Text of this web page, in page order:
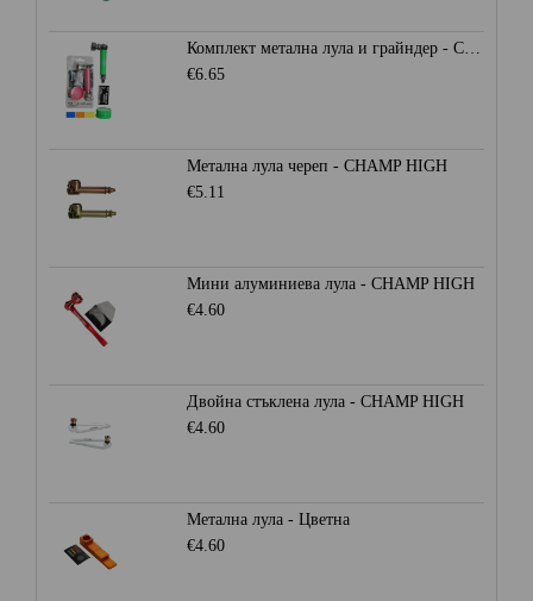
Комплект метална лула и грайндер - CHAMP HIGH
€6.65
Метална лула череп - CHAMP HIGH
€5.11
Мини алуминиева лула - CHAMP HIGH
€4.60
Двойна стъклена лула - CHAMP HIGH
€4.60
Метална лула - Цветна
€4.60